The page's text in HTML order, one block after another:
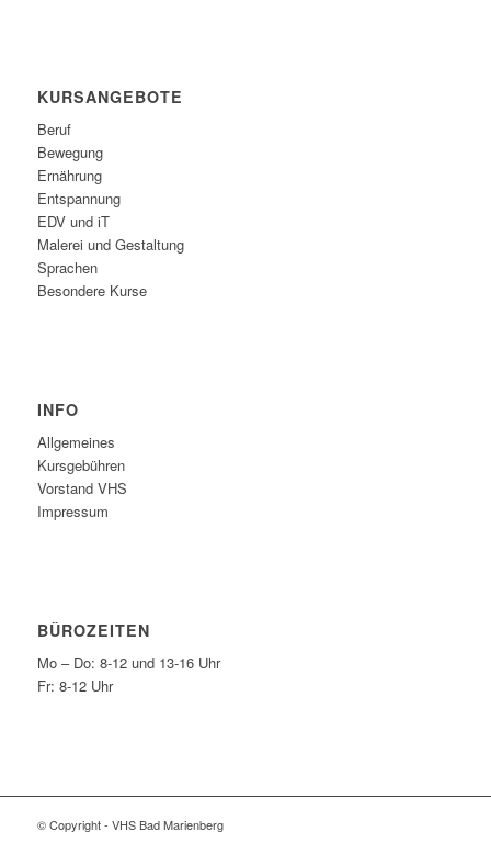
KURSANGEBOTE
Beruf
Bewegung
Ernährung
Entspannung
EDV und iT
Malerei und Gestaltung
Sprachen
Besondere Kurse
INFO
Allgemeines
Kursgebühren
Vorstand VHS
Impressum
BÜROZEITEN
Mo – Do: 8-12 und 13-16 Uhr
Fr: 8-12 Uhr
© Copyright - VHS Bad Marienberg